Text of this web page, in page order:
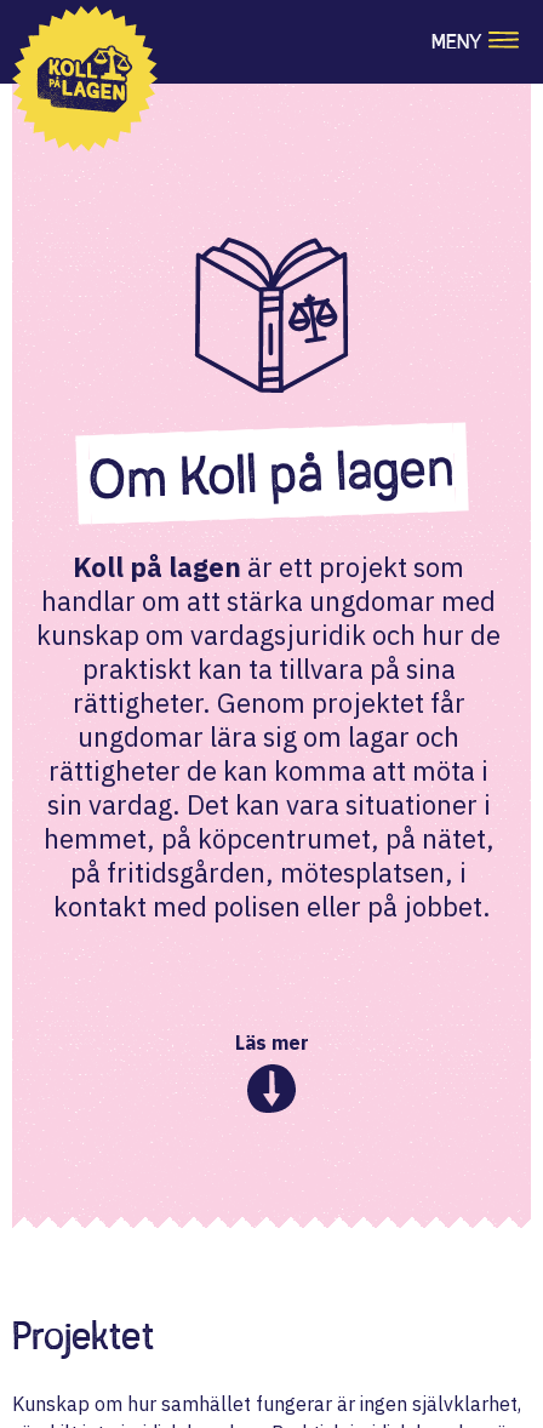
MENY
Om Koll på lagen
Koll på lagen är ett projekt som
handlar om att stärka ungdomar med
kunskap om vardagsjuridik och hur de
praktiskt kan ta tillvara på sina
rättigheter. Genom projektet får
ungdomar lära sig om lagar och
rättigheter de kan komma att möta i
sin vardag. Det kan vara situationer i
hemmet, på köpcentrumet, på nätet,
på fritidsgården, mötesplatsen, i
kontakt med polisen eller på jobbet.
Läs mer
Projektet
Kunskap om hur samhället fungerar är ingen självklarhet,